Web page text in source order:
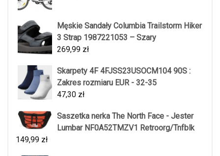
Męskie Sandały Columbia Trailstorm Hiker
3 Strap 1987221053 – Szary
269,99 zł
Skarpety 4F 4FJSS23USOCM104 90S :
Zakres rozmiaru EUR - 32-35
47,30 zł
Saszetka nerka The North Face - Jester
Lumbar NF0A52TMZV1 Retroorg/Tnfblk
149,99 zł